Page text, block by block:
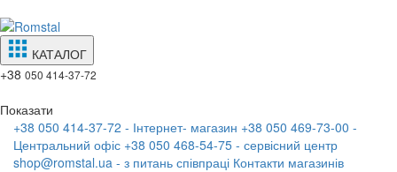
КАТАЛОГ
+38 050 414-37-72
Показати
+38 050 414-37-72 - Інтернет- магазин +38 050 469-73-00 -
Центральний офіс +38 050 468-54-75 - сервісний центр
shop@romstal.ua - з питань співпраці Контакти магазинів